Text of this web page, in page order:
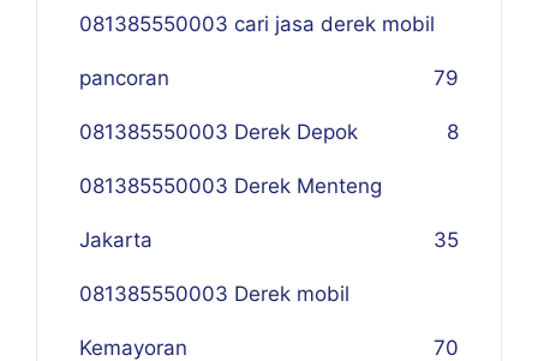
081385550003 cari jasa derek mobil
pancoran 79
081385550003 Derek Depok 8
081385550003 Derek Menteng
Jakarta 35
081385550003 Derek mobil
Kemayoran 70